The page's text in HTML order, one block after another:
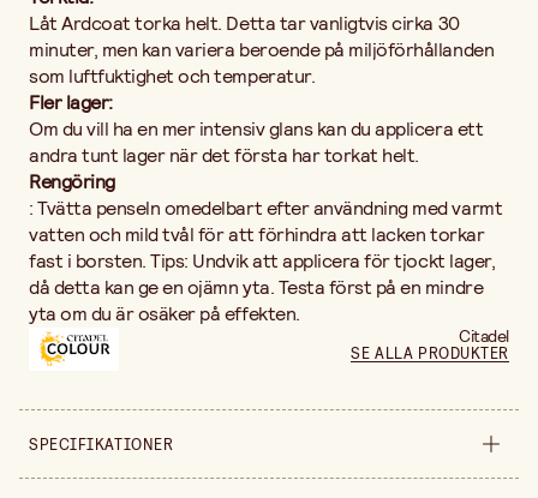
Låt Ardcoat torka helt. Detta tar vanligtvis cirka 30
minuter, men kan variera beroende på miljöförhållanden
som luftfuktighet och temperatur.
Fler lager:
Om du vill ha en mer intensiv glans kan du applicera ett
andra tunt lager när det första har torkat helt.
Rengöring
: Tvätta penseln omedelbart efter användning med varmt
vatten och mild tvål för att förhindra att lacken torkar
fast i borsten. Tips: Undvik att applicera för tjockt lager,
då detta kan ge en ojämn yta. Testa först på en mindre
yta om du är osäker på effekten.
Citadel
SE ALLA PRODUKTER
SPECIFIKATIONER